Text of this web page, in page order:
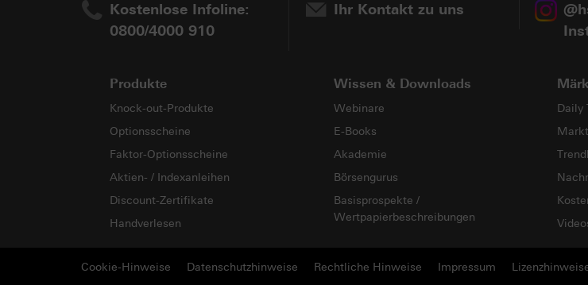
Kostenlose Infoline:
0800/4000 910
Ihr Kontakt zu uns
Produkte
Knock-out-Produkte
Optionsscheine
Faktor-Optionsscheine
Aktien- / Indexanleihen
Discount-Zertifikate
Handverlesen
Wissen & Downloads
Webinare
E-Books
Akademie
Börsengurus
Basisprospekte /
Wertpapierbeschreibungen
Daily
Cookie-Hinweise Datenschutzhinweise Rechtliche Hinweise Impressum